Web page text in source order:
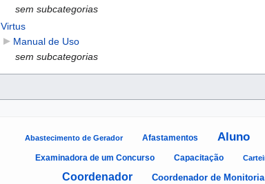
sem subcategorias
Virtus
Manual de Uso
sem subcategorias
Abastecimento de Gerador Afastamentos Aluno
Examinadora de um Concurso Capacitação
Coordenador Coordenador de Monitoria